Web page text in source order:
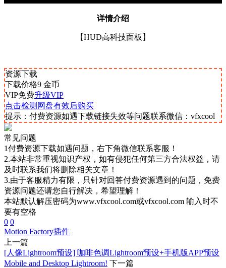
详情介绍
【HUD高科技面板】
资源下载
下载价格9 金币
VIP免费升级VIP
点击检测网盘有效后购买
提示：付费资源如遇下载链接失效等问题联系微信：vfxcool
常见问题
1付费资源下载如遇问题，右下角微信联系客服！
2.本站非常重视知识产权，如有侵犯任何第三方合法权益，请
及时联系我们将删除相关文章！
3.由于客服精力有限，只针对回答付费资源遇到的问题，免费
资源问题还请您自行解决，希望理解！
本站默认解压密码为www.vfxcool.com或vfxcool.com 输入时不
要有空格
0 0
Motion Factory插件
上一篇
[人像Lightroom预设] 咖啡色调Lightroom预设+手机版APP预设
Mobile and Desktop Lightroom! 下一篇